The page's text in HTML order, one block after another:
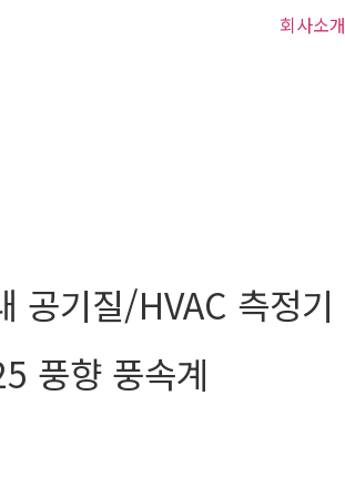
회사소개
공기질/HVAC 측정기
풍향 풍속계